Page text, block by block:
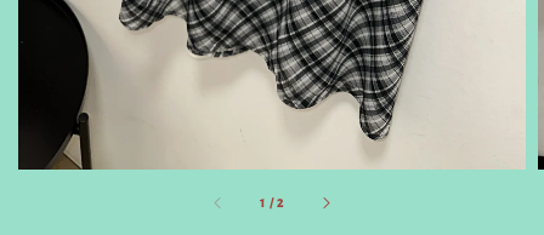
1 /2